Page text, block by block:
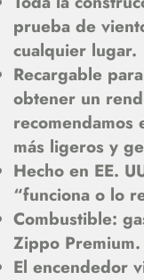
prueba de
cualquier lugar.
Recargable
obtener un
recomendamos
más ligeros y
Hecho en EE.
“funciona o lo
Combustible:
Zippo Premium.
El encendedor